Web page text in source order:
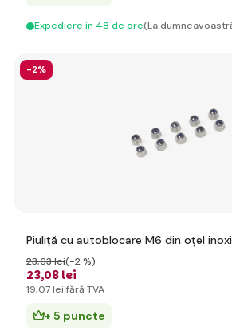
Expediere in 48 de ore(La
-2%
Piuliță cu autoblocare M6 din oțel
23,08 lei
23,63 lei(-2 %)
19,07 lei fără TVA
+ 5 puncte